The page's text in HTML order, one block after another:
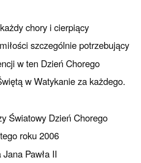
chory i cierpiący
szczególnie potrzebujący
w ten Dzień Chorego
w Watykanie za każdego.
Światowy Dzień Chorego
roku 2006
Pawła II